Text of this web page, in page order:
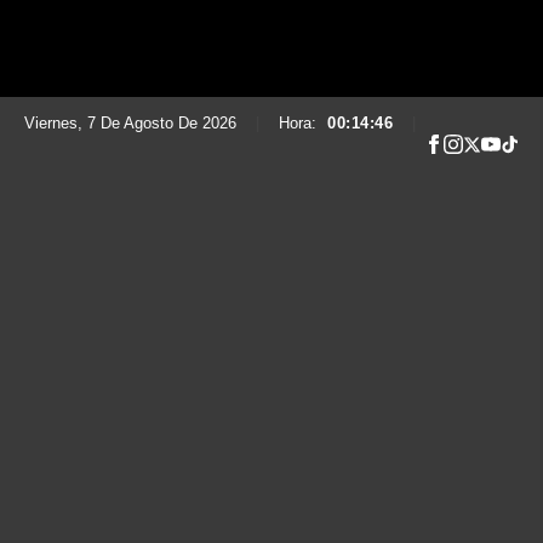
Viernes, 7 De Agosto De 2026 Hora: 00:14:47